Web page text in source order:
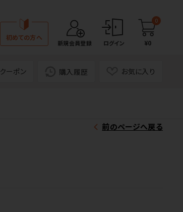
初めての方へ
新規会員登録 ログイン
0
¥0
クーポン 購入履歴 お気に入り
前のページへ戻る